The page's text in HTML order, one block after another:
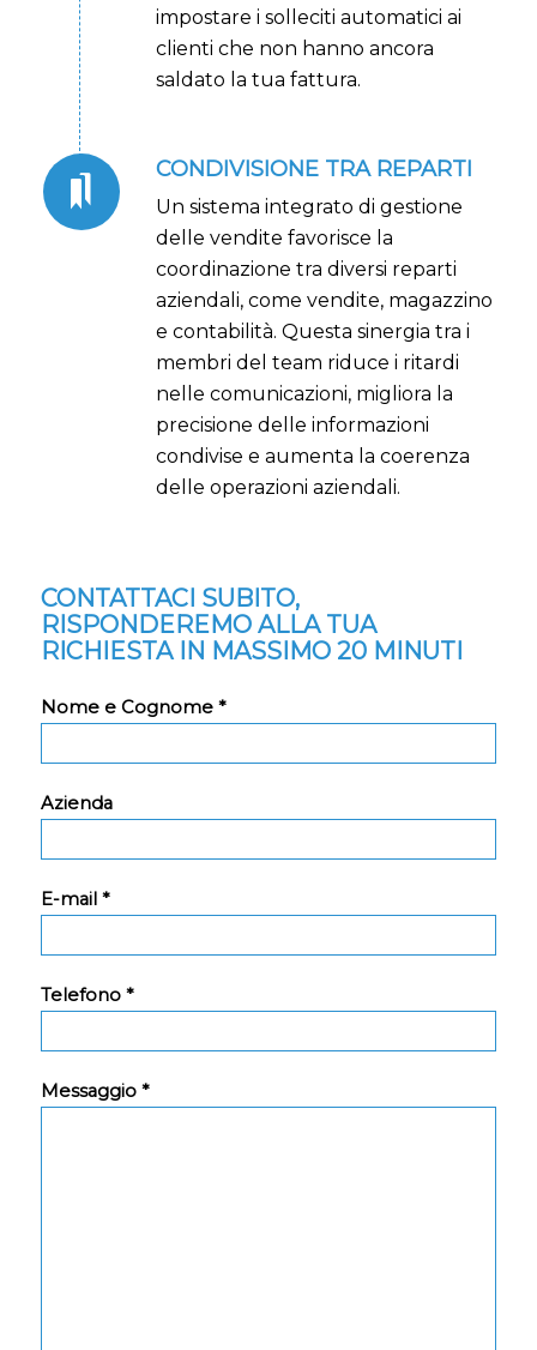
impostare i solleciti automatici ai
clienti che non hanno ancora
saldato la tua fattura.
CONDIVISIONE TRA REPARTI
Un sistema integrato di gestione
delle vendite favorisce la
coordinazione tra diversi reparti
aziendali, come vendite, magazzino
e contabilità. Questa sinergia tra i
membri del team riduce i ritardi
nelle comunicazioni, migliora la
precisione delle informazioni
condivise e aumenta la coerenza
delle operazioni aziendali.
CONTATTACI SUBITO,
RISPONDEREMO ALLA TUA
RICHIESTA IN MASSIMO 20 MINUTI
Nome e Cognome *
Azienda
E-mail *
Telefono *
Messaggio *